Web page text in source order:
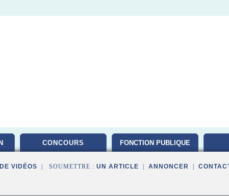
CONCOURS FONCTION PUBLIQUE
VIDÉOS | SOUMETTRE : UN ARTICLE ANNONCER